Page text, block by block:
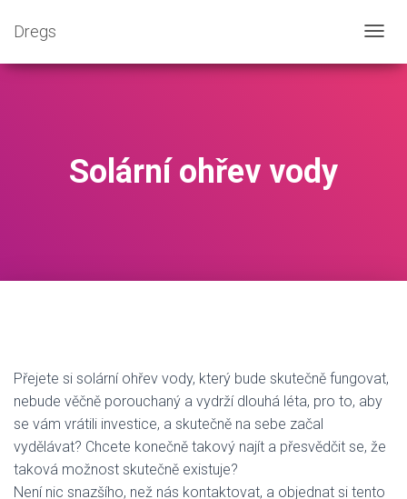
Dregs
Ř
Solární ohřev vody
Přejete si solární ohřev vody, který bude skutečně fungovat,
nebude věčně porouchaný a vydrží dlouhá léta, pro to, aby
se vám vrátili investice, a skutečně na sebe začal
vydělávat? Chcete konečně takový najít a přesvědčit se, že
taková možnost skutečně existuje?
Není nic snazšího, než nás kontaktovat, a objednat si tento